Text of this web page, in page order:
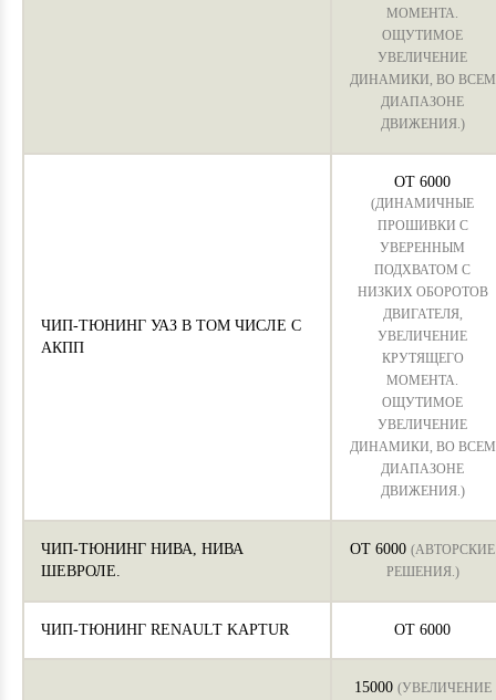
МОМЕНТА.
ОЩУТИМОЕ
УВЕЛИЧЕНИЕ
ДИНАМИКИ, ВО ВСЕМ
ДИАПАЗОНЕ
ДВИЖЕНИЯ.)
ЧИП-ТЮНИНГ УАЗ В ТОМ ЧИСЛЕ С
АКПП
ОТ 6000
(ДИНАМИЧНЫЕ
ПРОШИВКИ С
УВЕРЕННЫМ
ПОДХВАТОМ С
НИЗКИХ ОБОРОТОВ
ДВИГАТЕЛЯ,
УВЕЛИЧЕНИЕ
КРУТЯЩЕГО
МОМЕНТА.
ОЩУТИМОЕ
УВЕЛИЧЕНИЕ
ДИНАМИКИ, ВО ВСЕМ
ДИАПАЗОНЕ
ДВИЖЕНИЯ.)
ЧИП-ТЮНИНГ НИВА, НИВА
ШЕВРОЛЕ.
ОТ 6000 (АВТОРСКИЕ
РЕШЕНИЯ.)
ЧИП-ТЮНИНГ RENAULT KAPTUR ОТ 6000
15000 (УВЕЛИЧЕНИЕ